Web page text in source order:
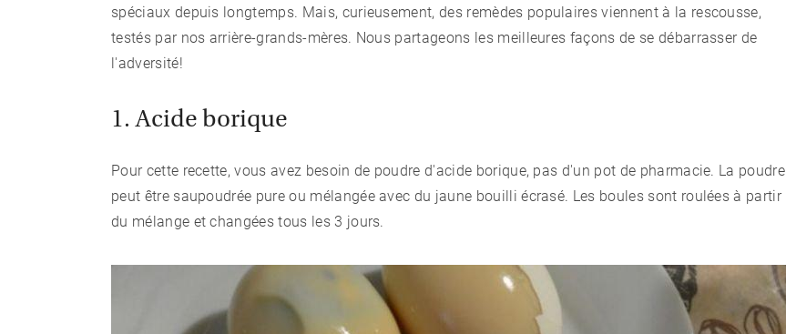
spéciaux depuis longtemps. Mais, curieusement, des remèdes populaires viennent à la rescousse,
testés par nos arrière-grands-mères. Nous partageons les meilleures façons de se débarrasser de
l'adversité!
1. Acide borique
Pour cette recette, vous avez besoin de poudre d'acide borique, pas d'un pot de pharmacie. La poudre
peut être saupoudrée pure ou mélangée avec du jaune bouilli écrasé. Les boules sont roulées à partir
du mélange et changées tous les 3 jours.